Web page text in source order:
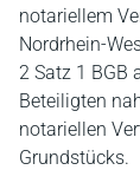
notariellem
Nordrhein-
2 Satz 1 BGB
Beteiligten
notariellen
Grundstücks.